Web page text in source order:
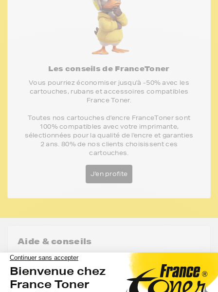
Les conseils de FranceToner
Vous pourriez économiser jusqu'à -50% avec les
cartouches, rubans et accessoires compatibles
France Toner.
Toutes nos cartouches d'encre FranceToner sont
100% compatibles avec votre imprimante,
sélectionnées pour la qualité de l'encre et garanties
2 ans. 80% de nos clients choisissent ces
cartouches.
J'en profite
Aide & conseils
Qu'est ce qu'une cartouche compatible ?
Est ce qu'utiliser une cartouche compatible risque
d'abimer mon imprimante ?